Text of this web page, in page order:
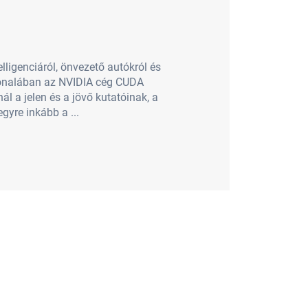
önvezető autókról és
az NVIDIA cég CUDA
a jelen és a jövő kutatóinak, a
inkább a ...